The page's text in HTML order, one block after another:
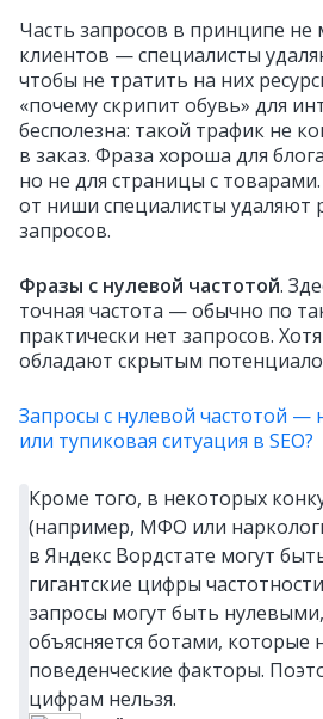
Часть запросов в принципе не
клиентов — специалисты
чтобы не тратить на них
«почему скрипит обувь» для
бесполезна: такой трафик не
в заказ. Фраза хороша для
но не для страницы с
от ниши специалисты удаляют
запросов.
Фразы с нулевой частотой.
точная частота — обычно по
практически нет запросов.
обладают скрытым
Запросы с нулевой частотой —
или тупиковая ситуация в SEO?
Кроме того, в некоторых
(например, МФО или
в Яндекс Вордстате могут
гигантские цифры
запросы могут быть
объясняется ботами, которые
поведенческие факторы.
цифрам нельзя.